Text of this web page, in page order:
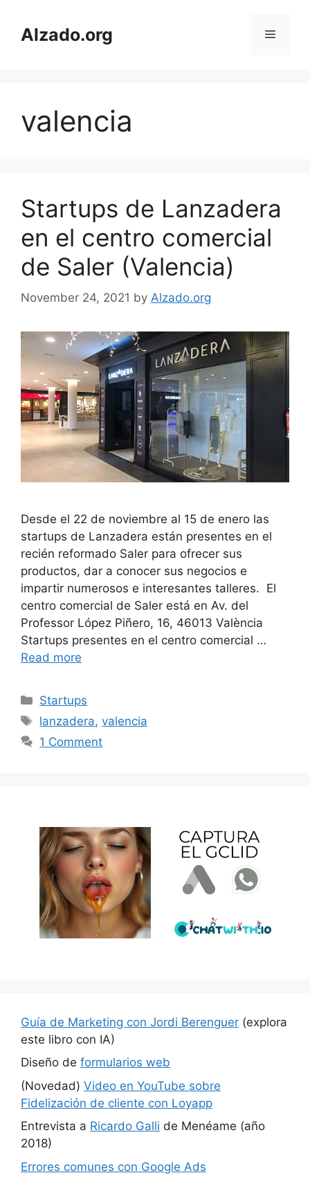
contentAlzado.org Menu
valencia
Startups de Lanzadera
en el centro comercial
de Saler (Valencia)
November 24, 2021 by Alzado.org
Desde el 22 de noviembre al 15 de enero las
startups de Lanzadera están presentes en el
recién reformado Saler para ofrecer sus
productos, dar a conocer sus negocios e
impartir numerosos e interesantes talleres. El
centro comercial de Saler está en Av. del
Professor López Piñero, 16, 46013 València
Startups presentes en el centro comercial …
Read more
Categories
Startups
Tags
lanzadera,valencia
1 Comment
Guía de Marketing con Jordi Berenguer (explora
este libro con IA)
Diseño de formularios web
(Novedad) Video en YouTube sobre
Fidelización de cliente con Loyapp
Entrevista a Ricardo Galli de Menéame (año
2018)
Errores comunes con Google Ads